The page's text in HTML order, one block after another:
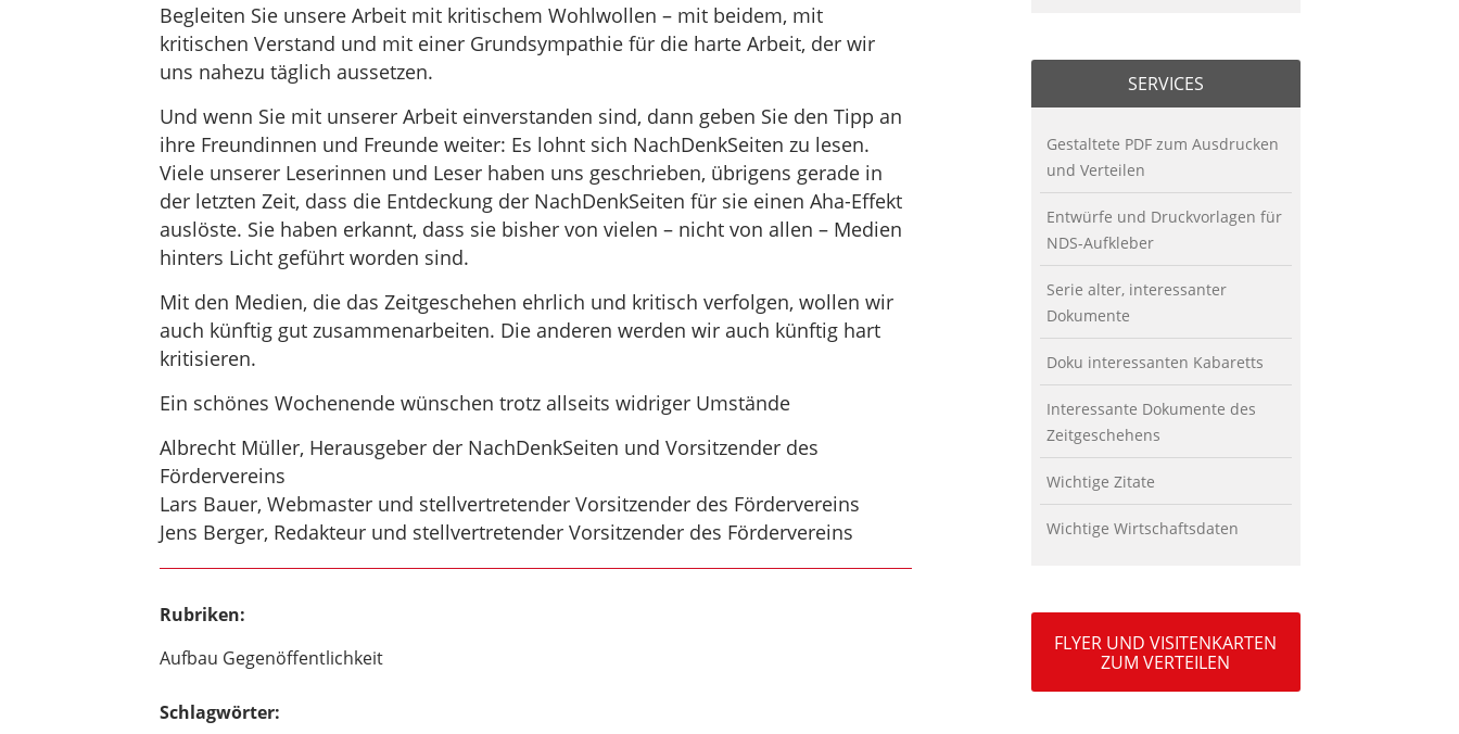
Begleiten Sie unsere Arbeit mit kritischem Wohlwollen – mit beidem, mit
kritischen Verstand und mit einer Grundsympathie für die harte Arbeit, der wir
uns nahezu täglich aussetzen.
Und wenn Sie mit unserer Arbeit einverstanden sind, dann geben Sie den Tipp an
ihre Freundinnen und Freunde weiter: Es lohnt sich NachDenkSeiten zu lesen.
Viele unserer Leserinnen und Leser haben uns geschrieben, übrigens gerade in
der letzten Zeit, dass die Entdeckung der NachDenkSeiten für sie einen Aha-Effekt
auslöste. Sie haben erkannt, dass sie bisher von vielen – nicht von allen – Medien
hinters Licht geführt worden sind.
Mit den Medien, die das Zeitgeschehen ehrlich und kritisch verfolgen, wollen wir
auch künftig gut zusammenarbeiten. Die anderen werden wir auch künftig hart
kritisieren.
Ein schönes Wochenende wünschen trotz allseits widriger Umstände
Albrecht Müller, Herausgeber der NachDenkSeiten und Vorsitzender des
Fördervereins
Lars Bauer, Webmaster und stellvertretender Vorsitzender des Fördervereins
Jens Berger, Redakteur und stellvertretender Vorsitzender des Fördervereins
Rubriken:
Aufbau Gegenöffentlichkeit
Schlagwörter:
SERVICES
Gestaltete PDF zum Ausdrucken
und Verteilen
Entwürfe und Druckvorlagen für
NDS-Aufkleber
Serie alter, interessanter
Dokumente
Doku interessanten Kabaretts
Interessante Dokumente des
Zeitgeschehens
Wichtige Zitate
Wichtige Wirtschaftsdaten
FLYER UND VISITENKARTEN
ZUM VERTEILEN